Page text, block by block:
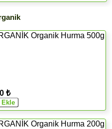
Organik Hurma 500g
₺
Organik Hurma 200g